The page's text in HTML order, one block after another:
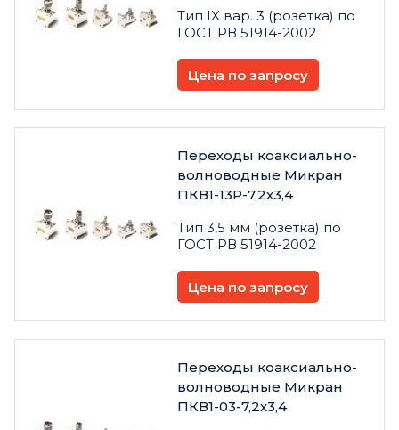
Тип IX вар. 3 (розетка) по
ГОСТ РВ 51914-2002
Цена по запросу
Переходы коаксиально-
волноводные Микран
ПКВ1-13Р-7,2х3,4
Тип 3,5 мм (розетка) по
ГОСТ РВ 51914-2002
Цена по запросу
Переходы коаксиально-
волноводные Микран
ПКВ1-03-7,2х3,4